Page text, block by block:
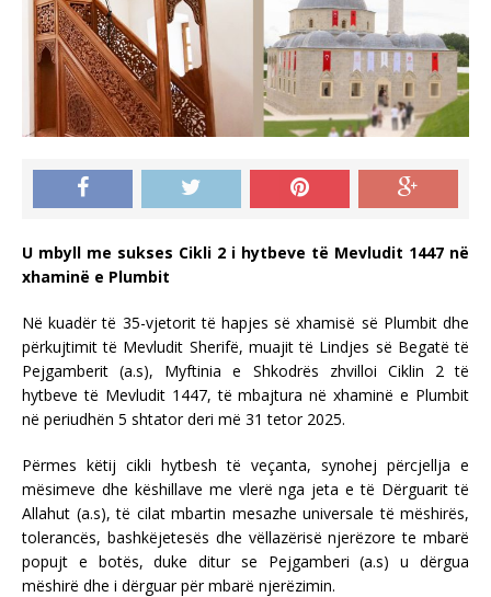
U mbyll me sukses Cikli 2 i hytbeve të Mevludit 1447 në
xhaminë e Plumbit
Në kuadër të 35-vjetorit të hapjes së xhamisë së Plumbit dhe
përkujtimit të Mevludit Sherifë, muajit të Lindjes së Begatë të
Pejgamberit (a.s), Myftinia e Shkodrës zhvilloi Ciklin 2 të
hytbeve të Mevludit 1447, të mbajtura në xhaminë e Plumbit
në periudhën 5 shtator deri më 31 tetor 2025.
Përmes këtij cikli hytbesh të veçanta, synohej përcjellja e
mësimeve dhe këshillave me vlerë nga jeta e të Dërguarit të
Allahut (a.s), të cilat mbartin mesazhe universale të mëshirës,
tolerancës, bashkëjetesës dhe vëllazërisë njerëzore te mbarë
popujt e botës, duke ditur se Pejgamberi (a.s) u dërgua
mëshirë dhe i dërguar për mbarë njerëzimin.